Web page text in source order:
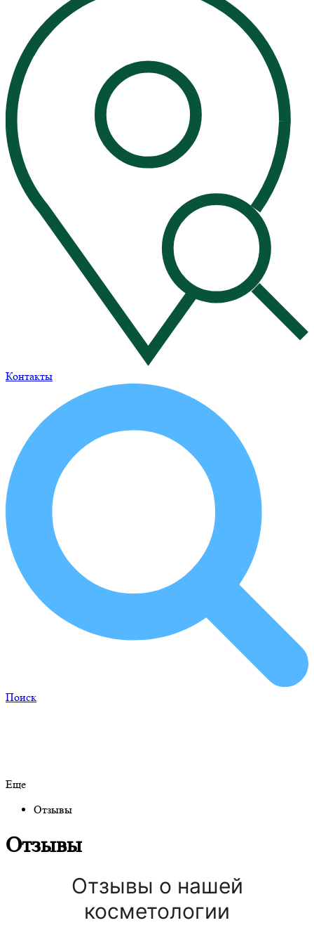
Контакты
Поиск
Еще
Отзывы
Отзывы
Отзывы о нашей
косметологии